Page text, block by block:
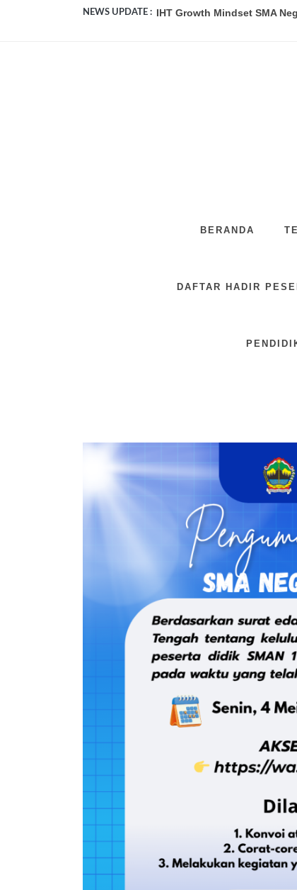
NEWS UPDATE : IHT Growth Mindset SMA
SMA Negeri 2 Purwokerto
SMA Negeri 1 Kutasari
SMA Negeri 1 Kutasari
BERANDA
DAFTAR HADIR